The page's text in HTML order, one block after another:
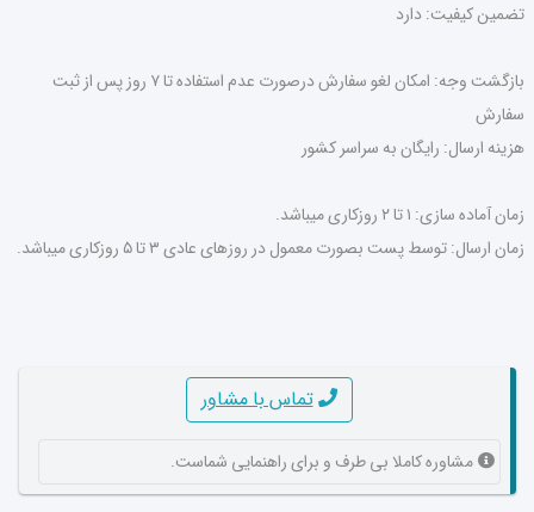
تضمین کیفیت: دارد
بازگشت وجه: امکان لغو سفارش درصورت عدم استفاده تا ۷ روز پس از ثبت
سفارش
هزینه ارسال: رایگان به سراسر کشور
زمان آماده سازی: ۱ تا ۲ روزکاری میباشد.
زمان ارسال: توسط پست بصورت معمول در روزهای عادی ۳ تا ۵ روزکاری میباشد.
تماس با مشاور
مشاوره کاملا بی طرف و برای راهنمایی شماست.